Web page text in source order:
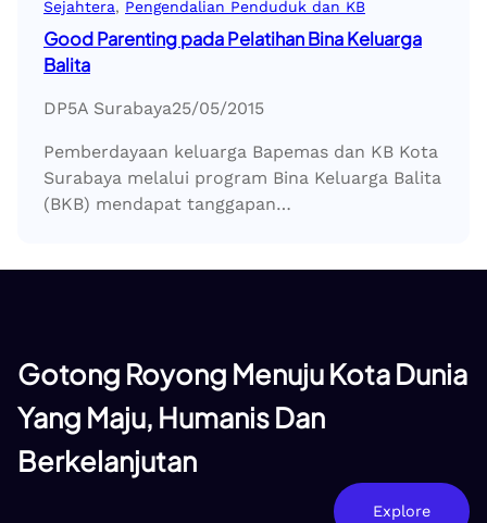
Sejahtera, Pengendalian Penduduk dan KB
Good Parenting pada Pelatihan Bina Keluarga
Balita
DP5A Surabaya25/05/2015
Pemberdayaan keluarga Bapemas dan KB Kota
Surabaya melalui program Bina Keluarga Balita
(BKB) mendapat tanggapan…
Gotong Royong Menuju Kota Dunia
Yang Maju, Humanis Dan
Berkelanjutan
Explore